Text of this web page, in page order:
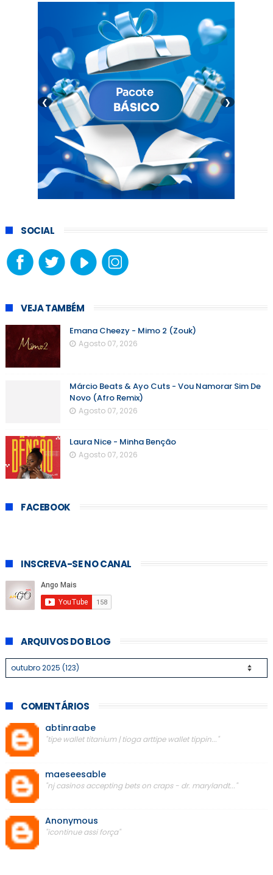
❮ ❯
SOCIAL
VEJA TAMBÉM
Emana Cheezy - Mimo 2 (Zouk)
Agosto 07, 2026
Márcio Beats & Ayo Cuts - Vou Namorar Sim De
Novo (Afro Remix)
Agosto 07, 2026
Laura Nice - Minha Benção
Agosto 07, 2026
FACEBOOK
INSCREVA-SE NO CANAL
ARQUIVOS DO BLOG
COMENTÁRIOS
abtinraabe
"tipe wallet titanium | tioga arttipe wallet tippin..."
maeseesable
"nj casinos accepting bets on craps - dr. marylandt..."
Anonymous
"icontinue assi força"